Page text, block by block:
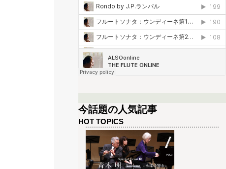
今話題の人気記事
HOT TOPICS